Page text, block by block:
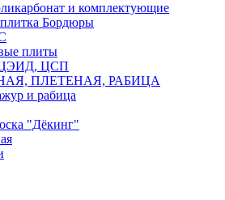
и комплектующие
плитка Бордюры
плиты
ЦСП
ПЛЕТЕНАЯ, РАБИЦА
и рабица
"Дёкинг"